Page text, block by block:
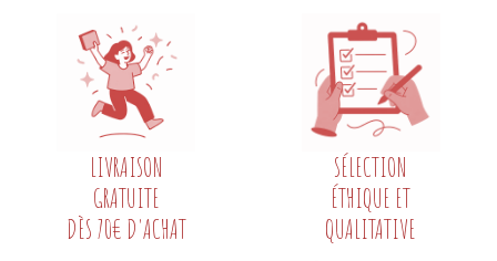
LIVRAISON
GRATUITE
DÈS 70€ D'ACHAT
SÉLECTION
ÉTHIQUE ET
QUALITATIVE